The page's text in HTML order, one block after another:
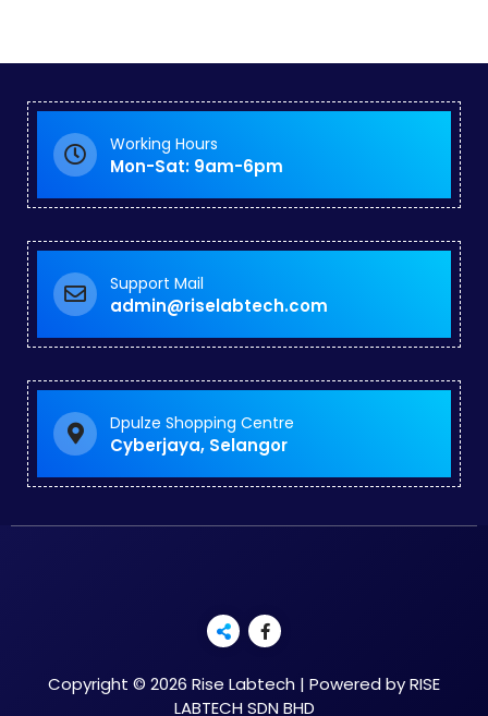
Working Hours
Mon-Sat: 9am-6pm
Support Mail
admin@riselabtech.com
Dpulze Shopping Centre
Cyberjaya, Selangor
Copyright © 2026 Rise Labtech | Powered by RISE
LABTECH SDN BHD